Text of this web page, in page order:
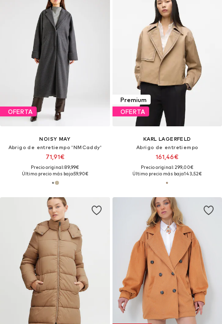
OFERTA
NOISY MAY
Abrigo de entretiempo 'NMCaddy'
71,91€
Precio original: 89,99€
Último precio más bajo:59,90€
Premium
OFERTA
KARL LAGERFELD
Abrigo de entretiempo
161,46€
Precio original: 299,00€
Último precio más bajo:143,52€